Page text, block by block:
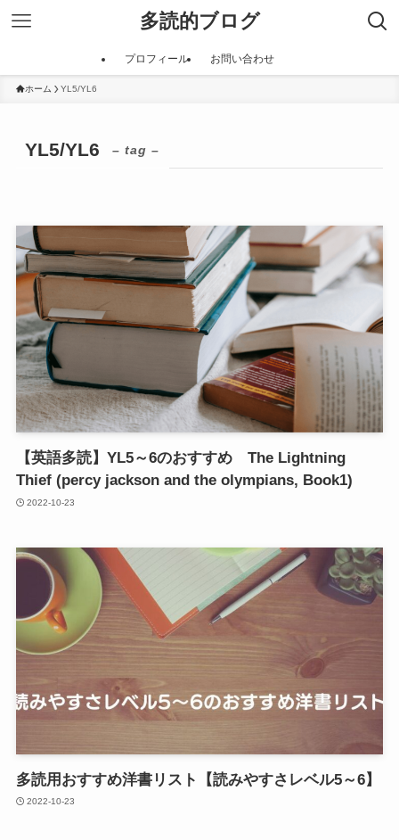
多読的ブログ
プロフィール お問い合わせ
ホーム YL5/YL6
YL5/YL6 – tag –
【英語多読】YL5～6のおすすめ The Lightning
Thief (percy jackson and the olympians, Book1)
2022-10-23
多読用おすすめ洋書リスト【読みやすさレベル5～6】
2022-10-23